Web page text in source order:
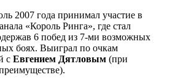
2007 года принимал участие в
«Король Ринга», где стал
6 побед из 7-ми возможных
боях. Выиграл по очкам
с Евгением Дятловым (при